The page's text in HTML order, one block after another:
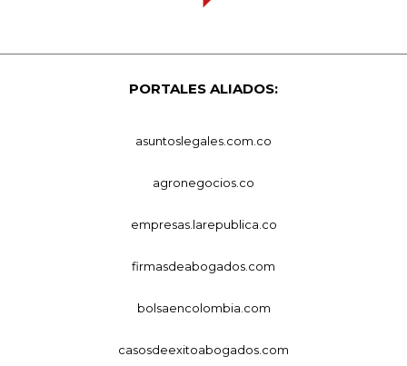
PORTALES ALIADOS:
asuntoslegales.com.co
agronegocios.co
empresas.larepublica.co
firmasdeabogados.com
bolsaencolombia.com
casosdeexitoabogados.com